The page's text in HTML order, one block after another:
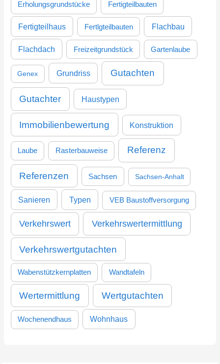
Erholungsgrundstücke Fertigteilbauten
Fertigteilhaus Fertlgteilbauten Flachbau
Flachdach Freizeitgrundstück Gartenlaube
Genex Grundriss Gutachten
Gutachter Haustypen
Immobilienbewertung Konstruktion
Laube Rasterbauweise Referenz
Referenzen Sachsen Sachsen-Anhalt
Sanieren Typen VEB Baustoffversorgung
Verkehrswert Verkehrswertermittlung
Verkehrswertgutachten
Wabenstützkernplatten Wandtafeln
Wertermittlung Wertgutachten
Wochenendhaus Wohnhaus